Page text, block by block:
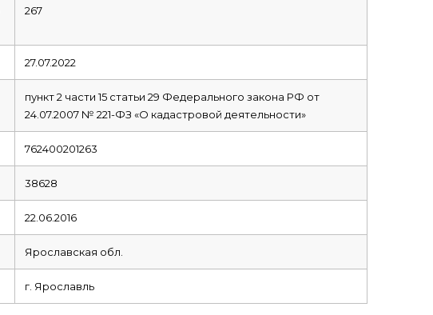
267
27.07.2022
пункт 2 части 15 статьи 29 Федерального закона РФ от
24.07.2007 № 221-ФЗ «О кадастровой деятельности»
762400201263
38628
22.06.2016
Ярославская обл.
г. Ярославль